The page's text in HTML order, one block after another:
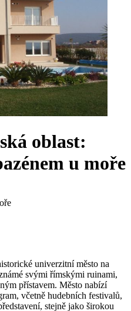
oblast:
u moře
univerzitní město na
svými římskými ruinami,
přístavem. Město nabízí
včetně hudebních festivalů,
stejně jako širokou